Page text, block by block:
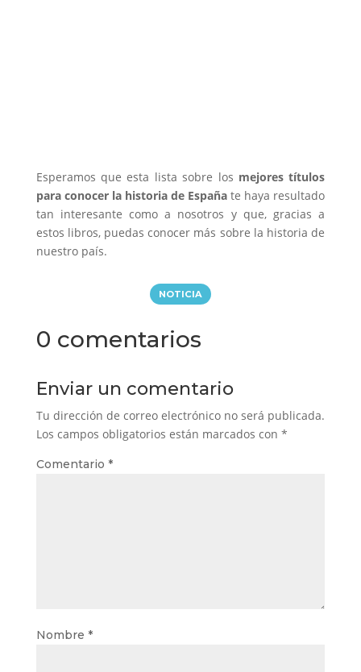
Esperamos que esta lista sobre los mejores títulos
para conocer la historia de España te haya resultado
tan interesante como a nosotros y que, gracias a
estos libros, puedas conocer más sobre la historia de
nuestro país.
NOTICIA
0 comentarios
Enviar un comentario
Tu dirección de correo electrónico no será publicada.
Los campos obligatorios están marcados con *
Comentario *
Nombre *